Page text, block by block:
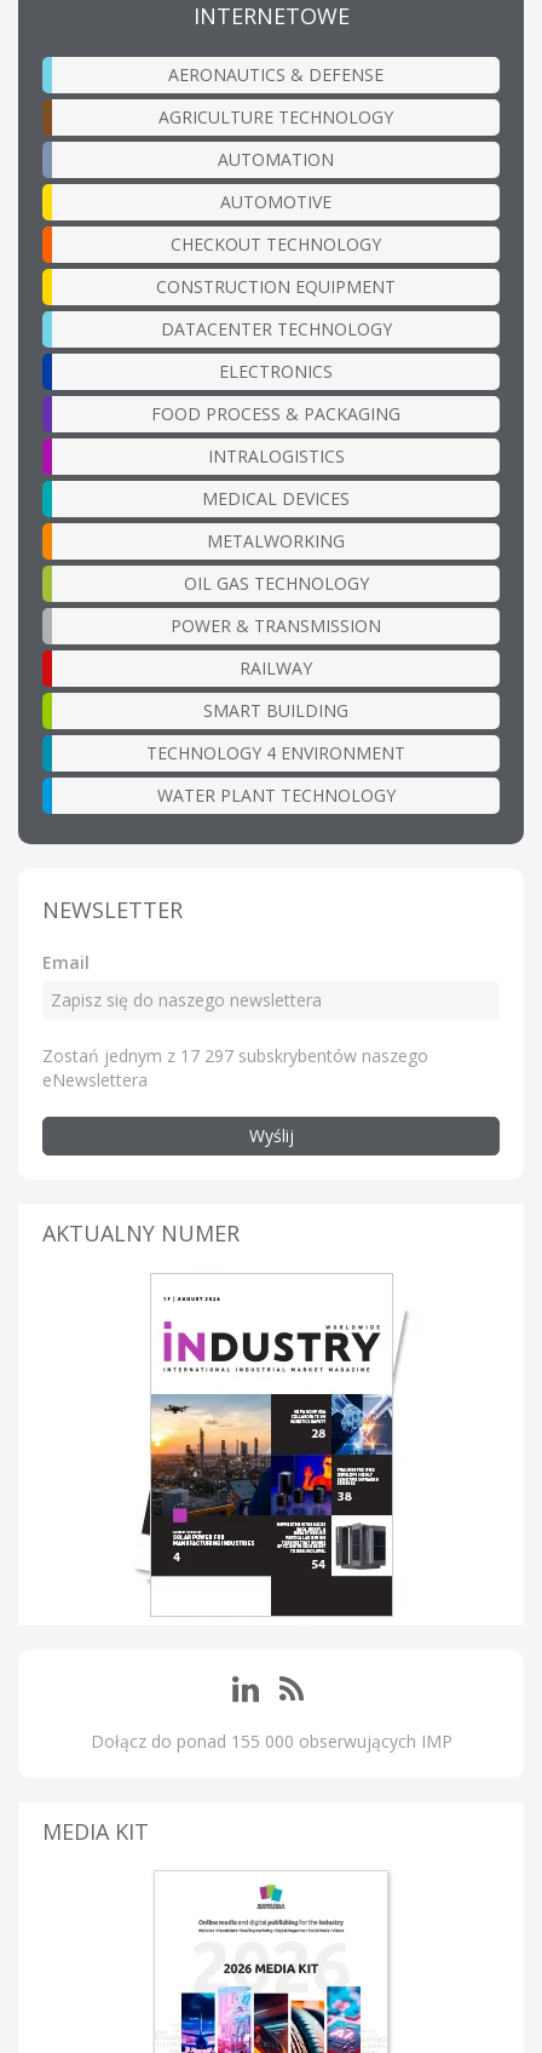
INTERNETOWE
AERONAUTICS & DEFENSE
AGRICULTURE TECHNOLOGY
AUTOMATION
AUTOMOTIVE
CHECKOUT TECHNOLOGY
CONSTRUCTION EQUIPMENT
DATACENTER TECHNOLOGY
ELECTRONICS
FOOD PROCESS & PACKAGING
INTRALOGISTICS
MEDICAL DEVICES
METALWORKING
OIL GAS TECHNOLOGY
POWER & TRANSMISSION
RAILWAY
SMART BUILDING
TECHNOLOGY 4 ENVIRONMENT
WATER PLANT TECHNOLOGY
NEWSLETTER
Email
Zostań jednym z 17 297 subskrybentów naszego
eNewslettera
Wyślij
AKTUALNY NUMER
Dołącz do ponad 155 000 obserwujących IMP
MEDIA KIT